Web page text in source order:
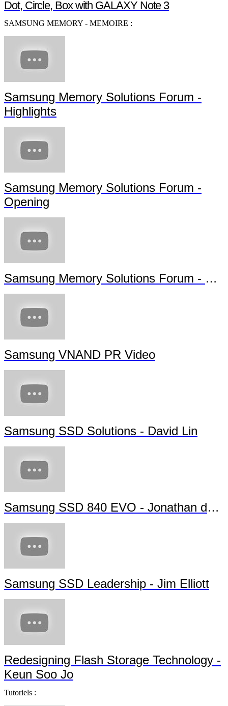
Dot, Circle, Box with GALAXY Note 3
SAMSUNG MEMORY - MEMOIRE :
Samsung Memory Solutions Forum -
Highlights
Samsung Memory Solutions Forum -
Opening
Samsung Memory Solutions Forum - Future Technology
Samsung VNAND PR Video
Samsung SSD Solutions - David Lin
Samsung SSD 840 EVO - Jonathan da Silva
Samsung SSD Leadership - Jim Elliott
Redesigning Flash Storage Technology -
Keun Soo Jo
Tutoriels :